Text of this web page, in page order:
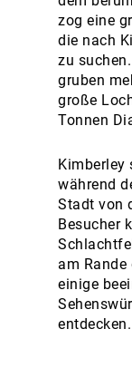
zog eine
die nach
zu
gruben
große
Tonnen
Kimberley
während
Stadt von
Besucher
am
einige
entdecken.